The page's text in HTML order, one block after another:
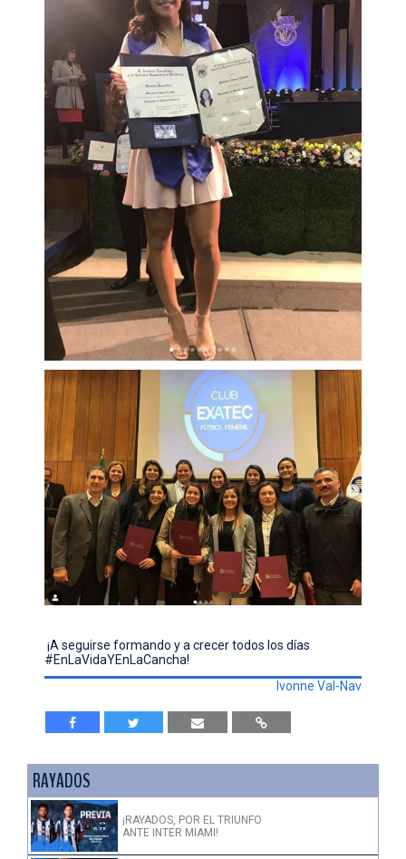
¡A seguirse formando y a crecer todos los días
#EnLaVidaYEnLaCancha!
Ivonne Val-Nav
RAYADOS
¡RAYADOS, POR EL TRIUNFO
ANTE INTER MIAMI!